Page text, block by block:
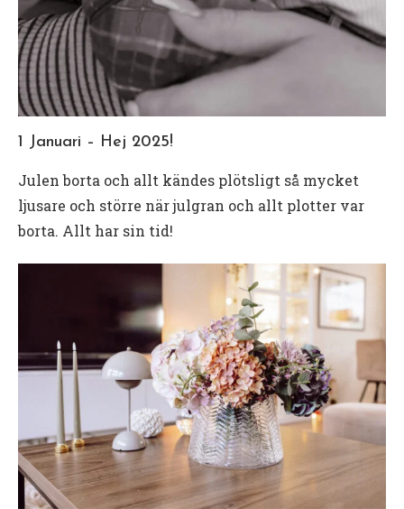
1 Januari – Hej 2025!
Julen borta och allt kändes plötsligt så mycket
ljusare och större när julgran och allt plotter var
borta. Allt har sin tid!